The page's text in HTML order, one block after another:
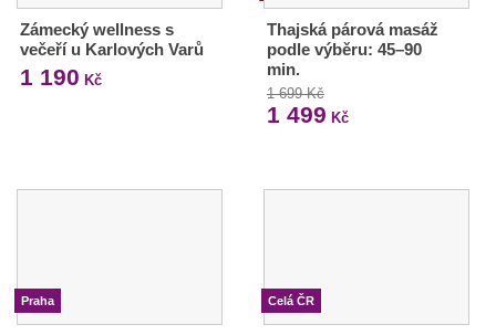
Zámecký wellness s
večeří u Karlových Varů
1 190 Kč
Thajská párová masáž
podle výběru: 45–90
min.
1 699 Kč
1 499 Kč
Praha Celá ČR